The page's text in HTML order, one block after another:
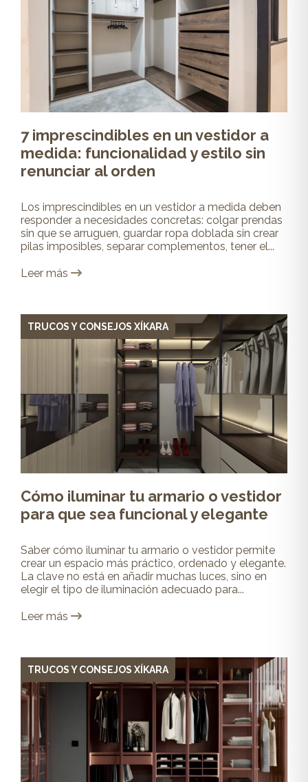
7 imprescindibles en un vestidor a
medida: funcionalidad y estilo sin
renunciar al orden
Los imprescindibles en un vestidor a medida deben
responder a necesidades concretas: colgar prendas
sin que se arruguen, guardar ropa doblada sin crear
pilas imposibles, separar complementos, tener el...
Leer más
TRUCOS Y CONSEJOS XÍKARA
Cómo iluminar tu armario o vestidor
para que sea funcional y elegante
Saber cómo iluminar tu armario o vestidor permite
crear un espacio más práctico, ordenado y elegante.
La clave no está en añadir muchas luces, sino en
elegir el tipo de iluminación adecuado para...
Leer más
TRUCOS Y CONSEJOS XÍKARA